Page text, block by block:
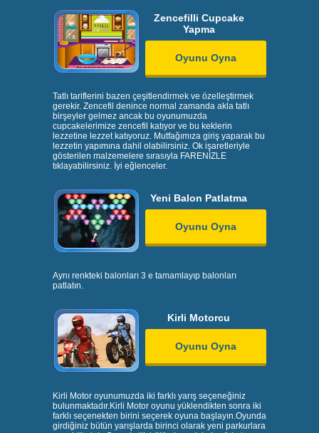
Zencefilli Cupcake
Yapma
Oyunu Oyna
Tatlı tariflerini bazen çeşitlendirmek ve özelleştirmek
gerekir. Zencefil denince normal zamanda akla tatlı
birşeyler gelmez ancak bu oyunumuzda
cupcakelerimize zencefil katıyor ve bu keklerin
lezzetine lezzet katıyoruz. Mutfağımıza giriş yaparak bu
lezzetin yapımına dahil olabilirsiniz. Ok işaretleriyle
gösterilen malzemelere sırasıyla FARENİZLE
tıklayabilirsiniz. İyi eğlenceler.
Yeni Balon Patlatma
Oyunu Oyna
Aynı renkteki balonları 3 e tamamlayıp balonları
patlatın.
Kirli Motorcu
Oyunu Oyna
Kirli Motor oyunumuzda iki farklı yarış seçeneğiniz
bulunmaktadır.Kirli Motor oyunu yüklendikten sonra iki
farklı seçenekten birini seçerek oyuna başlayın.Oyunda
girdiğiniz bütün yarışlarda birinci olarak yeni parkurlara